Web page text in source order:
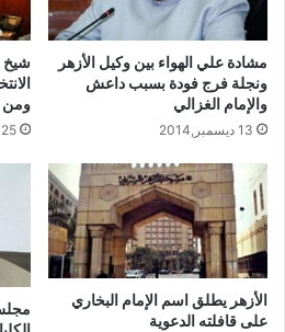
عبد الرحمن رجب
محافظة الجيزة
محمد جمال قطب
محافظة البحيرة
آية إبراهيم السيد
إسماعيل محافظة
سلمى حمدي
الجيزة
إسراء محمد
مشادة علي الهواء بين وكيل الأزهر
ونجلة فرج فودة بسبب داعش
والإمام الغزالي
13 ديسمبر,2014
شيخ
ومن
25 مايو,2014
الأزهر يطلق اسم الإمام البخاري
على قافلته الدعوية